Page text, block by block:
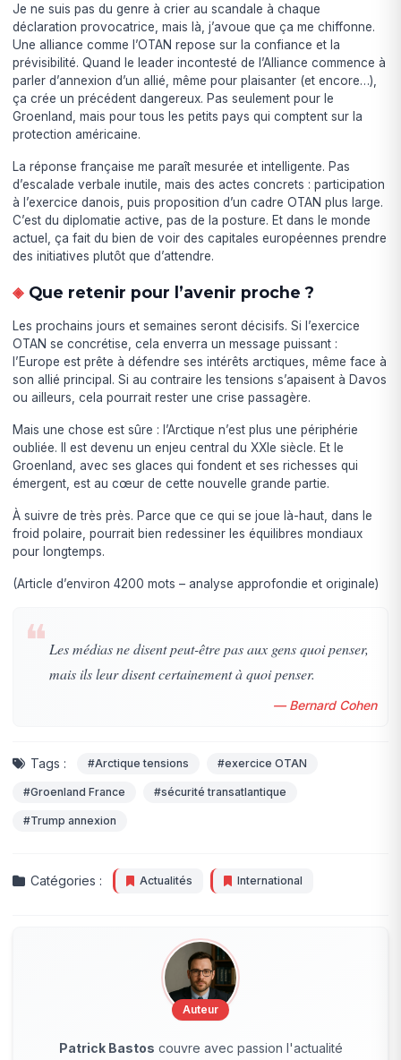
Je ne suis pas du genre à crier au scandale à chaque
déclaration provocatrice, mais là, j’avoue que ça me chiffonne.
Une alliance comme l’OTAN repose sur la confiance et la
prévisibilité. Quand le leader incontesté de l’Alliance commence à
parler d’annexion d’un allié, même pour plaisanter (et encore…),
ça crée un précédent dangereux. Pas seulement pour le
Groenland, mais pour tous les petits pays qui comptent sur la
protection américaine.
La réponse française me paraît mesurée et intelligente. Pas
d’escalade verbale inutile, mais des actes concrets : participation
à l’exercice danois, puis proposition d’un cadre OTAN plus large.
C’est du diplomatie active, pas de la posture. Et dans le monde
actuel, ça fait du bien de voir des capitales européennes prendre
des initiatives plutôt que d’attendre.
Que retenir pour l’avenir proche ?
Les prochains jours et semaines seront décisifs. Si l’exercice
OTAN se concrétise, cela enverra un message puissant :
l’Europe est prête à défendre ses intérêts arctiques, même face à
son allié principal. Si au contraire les tensions s’apaisent à Davos
ou ailleurs, cela pourrait rester une crise passagère.
Mais une chose est sûre : l’Arctique n’est plus une périphérie
oubliée. Il est devenu un enjeu central du XXIe siècle. Et le
Groenland, avec ses glaces qui fondent et ses richesses qui
émergent, est au cœur de cette nouvelle grande partie.
À suivre de très près. Parce que ce qui se joue là-haut, dans le
froid polaire, pourrait bien redessiner les équilibres mondiaux
pour longtemps.
(Article d’environ 4200 mots – analyse approfondie et originale)
❝ Les médias ne disent peut-être pas aux gens quoi penser,
mais ils leur disent certainement à quoi penser.
— Bernard Cohen
Tags : #Arctique tensions #exercice OTAN
#Groenland France #sécurité transatlantique
#Trump annexion
Catégories : Actualités International
Auteur
Patrick Bastos couvre avec passion l'actualité